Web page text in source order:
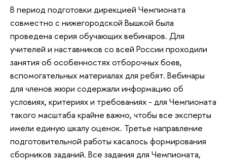
В период подготовки дирекцией Чемпионата
совместно с нижегородской Вышкой была
проведена серия обучающих вебинаров. Для
учителей и наставников со всей России проходили
занятия об особенностях отборочных боев,
вспомогательных материалах для ребят. Вебинары
для членов жюри содержали информацию об
условиях, критериях и требованиях - для Чемпионата
такого масштаба крайне важно, чтобы все эксперты
имели единую шкалу оценок. Третье направление
подготовительной работы касалось формирования
сборников заданий. Все задания для Чемпионата,